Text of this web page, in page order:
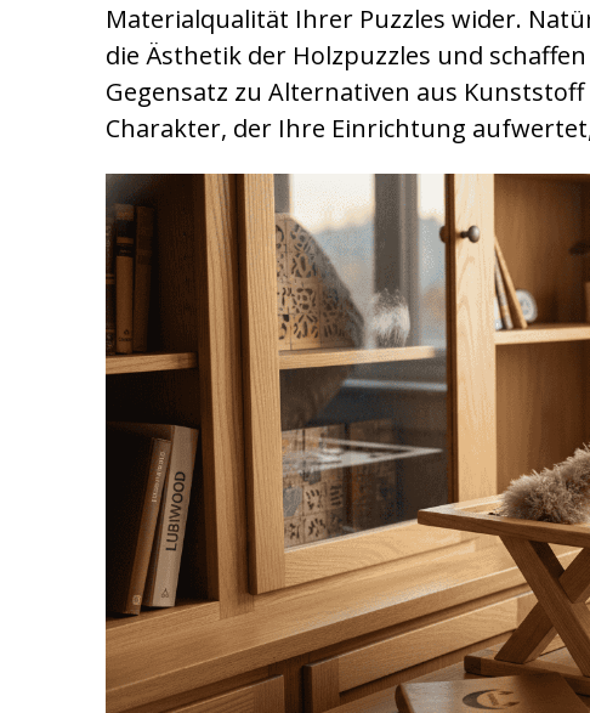
Materialqualität Ihrer Puzzles wider.
die Ästhetik der Holzpuzzles und
Gegensatz zu Alternativen aus
Charakter, der Ihre Einrichtung